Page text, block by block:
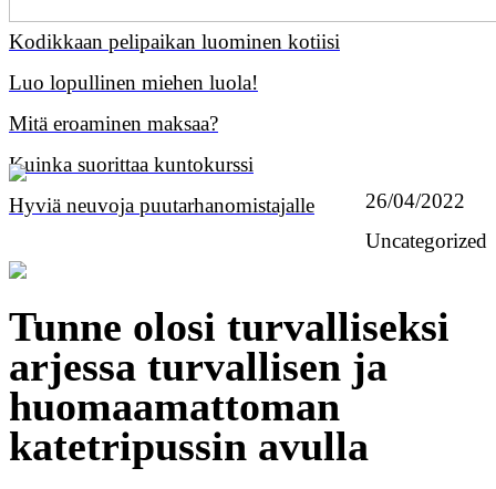
Kodikkaan pelipaikan luominen kotiisi
Luo lopullinen miehen luola!
Mitä eroaminen maksaa?
Kuinka suorittaa kuntokurssi
Hyviä neuvoja puutarhanomistajalle
26/04/2022
Uncategorized
Tunne olosi turvalliseksi
arjessa turvallisen ja
huomaamattoman
katetripussin avulla